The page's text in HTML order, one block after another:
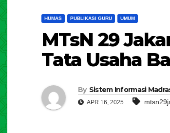
HUMAS PUBLIKASI GURU UMUM
MTsN 29
Tata Usaha
By Sistem Informasi
APR 16, 2025